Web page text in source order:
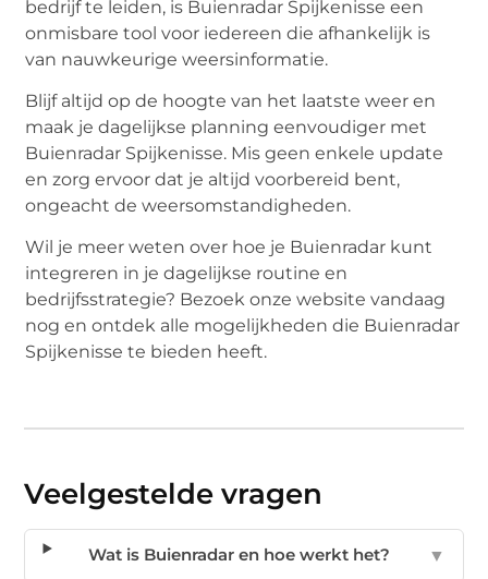
bedrijf te leiden, is Buienradar Spijkenisse een
onmisbare tool voor iedereen die afhankelijk is
van nauwkeurige weersinformatie.
Blijf altijd op de hoogte van het laatste weer en
maak je dagelijkse planning eenvoudiger met
Buienradar Spijkenisse. Mis geen enkele update
en zorg ervoor dat je altijd voorbereid bent,
ongeacht de weersomstandigheden.
Wil je meer weten over hoe je Buienradar kunt
integreren in je dagelijkse routine en
bedrijfsstrategie? Bezoek onze website vandaag
nog en ontdek alle mogelijkheden die Buienradar
Spijkenisse te bieden heeft.
Veelgestelde vragen
Wat is Buienradar en hoe werkt het? ▼